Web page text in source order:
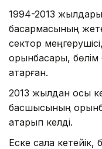
1994-2013
басқармасының
сектор
орынбасары, бөлім
атқарған.
2013 жылдан осы
басшысының
атқарып келді.
Еске сала кетейік,